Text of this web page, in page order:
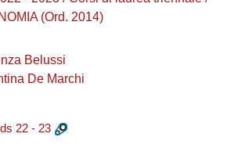
(Ord. 2014)
Belussi
De Marchi
22 - 23